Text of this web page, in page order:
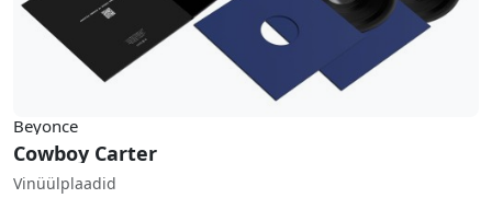
Beyonce
Cowboy Carter
Vinüülplaadid